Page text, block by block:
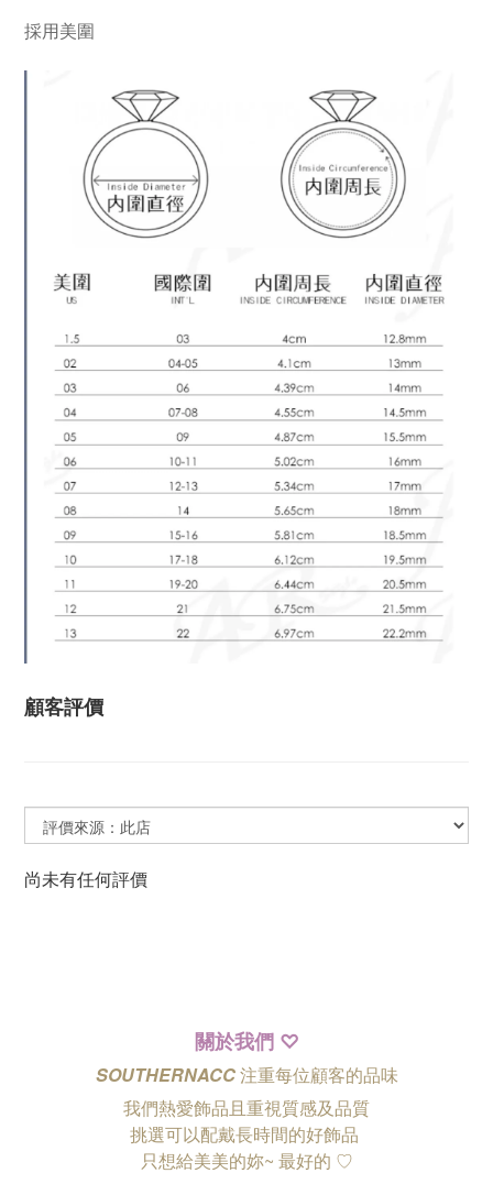
採用美圍
顧客評價
尚未有任何評價
關於我們 ♡
SOUTHERNACC注重每位顧客的品味
我們熱愛飾品且重視質感及品質
挑選可以配戴長時間的好飾品
只想給美美的妳~ 最好的 ♡